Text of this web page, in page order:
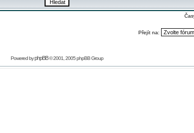
Přejít na:
Powered byphpBB© 2001, 2005 phpBB Group